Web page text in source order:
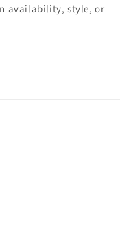
availability, style, or